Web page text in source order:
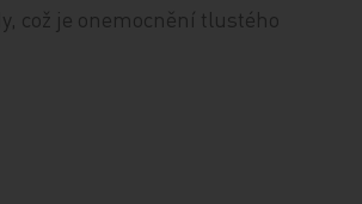
což je onemocnění tlustého